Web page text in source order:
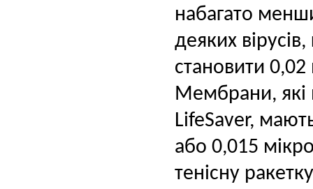
набагато
деяких
становити
Мембрани, які
LifeSaver,
або 0,015
тенісну